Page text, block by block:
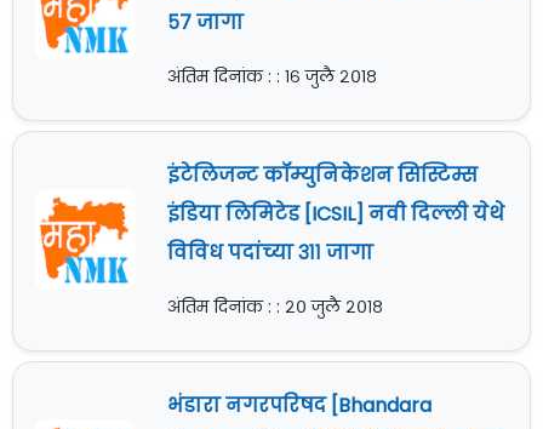
५७ जागा
अंतिम दिनांक : : १६ जुलै २०१८
इंटेलिजन्ट कॉम्युनिकेशन सिस्टिम्स
इंडिया लिमिटेड [ICSIL] नवी दिल्ली येथे
विविध पदांच्या ३११ जागा
अंतिम दिनांक : : २० जुलै २०१८
भंडारा नगरपरिषद [Bhandara